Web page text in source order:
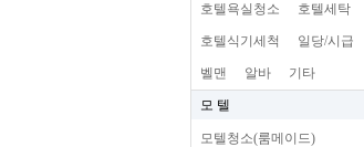
호텔욕실청소 호텔세탁
호텔식기세척 일당/시급
벨맨 알바 기타
모 텔
모텔청소(룸메이드)